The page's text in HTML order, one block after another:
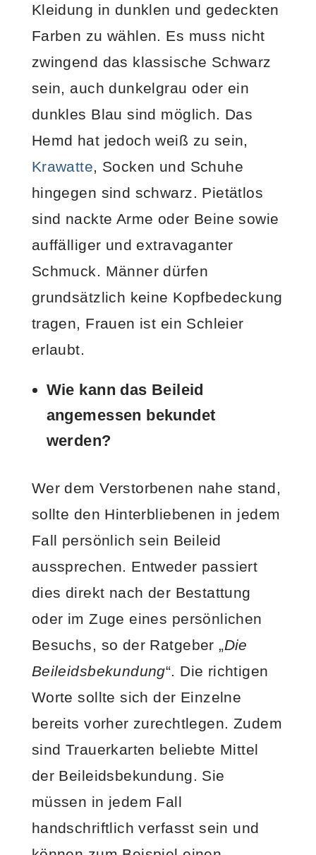
Kleidung in dunklen und gedeckten
Farben zu wählen. Es muss nicht
zwingend das klassische Schwarz
sein, auch dunkelgrau oder ein
dunkles Blau sind möglich. Das
Hemd hat jedoch weiß zu sein,
Krawatte, Socken und Schuhe
hingegen sind schwarz. Pietätlos
sind nackte Arme oder Beine sowie
auffälliger und extravaganter
Schmuck. Männer dürfen
grundsätzlich keine Kopfbedeckung
tragen, Frauen ist ein Schleier
erlaubt.
Wie kann das Beileid
angemessen bekundet
werden?
Wer dem Verstorbenen nahe stand,
sollte den Hinterbliebenen in jedem
Fall persönlich sein Beileid
aussprechen. Entweder passiert
dies direkt nach der Bestattung
oder im Zuge eines persönlichen
Besuchs, so der Ratgeber „Die
Beileidsbekundung“. Die richtigen
Worte sollte sich der Einzelne
bereits vorher zurechtlegen. Zudem
sind Trauerkarten beliebte Mittel
der Beileidsbekundung. Sie
müssen in jedem Fall
handschriftlich verfasst sein und